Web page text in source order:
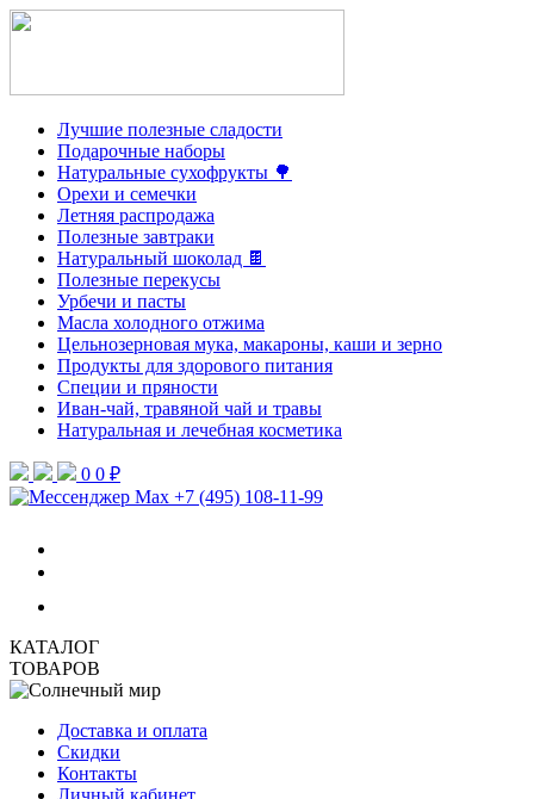
Лучшие полезные сладости
Подарочные наборы
Натуральные сухофрукты 🌳
Орехи и семечки
Летняя распродажа
Полезные завтраки
Натуральный шоколад 🍫
Полезные перекусы
Урбечи и пасты
Масла холодного отжима
Цельнозерновая мука, макароны, каши и зерно
Продукты для здорового питания
Специи и пряности
Иван-чай, травяной чай и травы
Натуральная и лечебная косметика
0 0 ₽
+7 (495) 108-11-99
КАТАЛОГ
ТОВАРОВ
Доставка и оплата
Скидки
Контакты
Личный кабинет